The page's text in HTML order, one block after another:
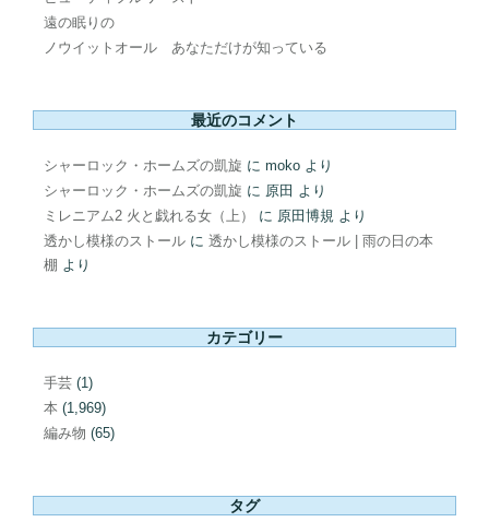
遠の眠りの
ノウイットオール あなただけが知っている
最近のコメント
シャーロック・ホームズの凱旋 に moko より
シャーロック・ホームズの凱旋 に 原田 より
ミレニアム2 火と戯れる女（上）
に 原田博規 より
透かし模様のストール に 透かし模様のストール | 雨の日の本
棚 より
カテゴリー
手芸 (1)
本 (1,969)
編み物 (65)
タグ